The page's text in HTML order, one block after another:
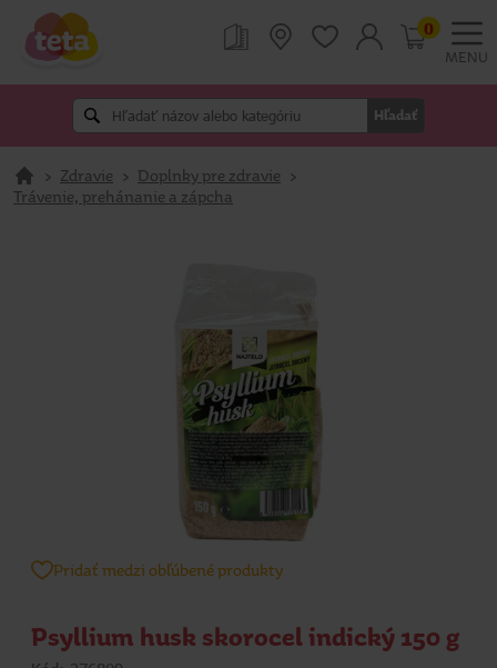
MENU
Hľadať
0
> Zdravie > Doplnky pre zdravie
>
Trávenie, prehánanie a zápcha
Pridať medzi obľúbené produkty
Psyllium husk skorocel indický 150 g